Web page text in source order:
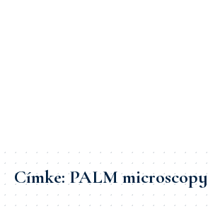
Címke:PALM microscopy